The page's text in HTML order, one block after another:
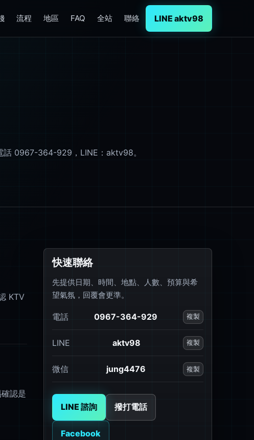
流程 地區 FAQ 全站 聯絡 LINE aktv98
話 0967-364-929，LINE：aktv98。
KTV
認是
快速聯絡
先提供日期、時間、地點、人數、預算與希
望氣氛，回覆會更準。
電話 0967-364-929 複製
LINE aktv98 複製
微信 jung4476 複製
LINE 諮詢 撥打電話
Facebook